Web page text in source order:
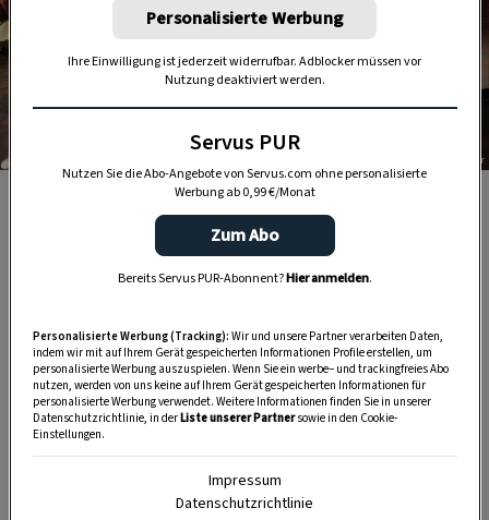
Foto: Eisenhut & Mayer
Besonders wichtig zur Martinigans: die richtige Portion
Saft zum Knödel.
Bei diesemGansl-Rezeptfüllen wir die Gans mit
Äpfeln, Zwiebeln, Walnüssen und Preiselbeeren –
und das Rotkraut würzen wir mit
Lebkuchengewürz. Ein Festessen, das kaum zu
Personalisierte Werbung
Ihre Einwilligung ist jederzeit widerrufbar. Adblocker müssen vor
Nutzung deaktiviert werden.
Servus PUR
Nutzen Sie die Abo-Angebote von Servus.com ohne personalisierte
Werbung ab 0,99 €/Monat
Zum Abo
Bereits Servus PUR-Abonnent?Hier anmelden.
Personalisierte Werbung (Tracking): Wir und unsere Partner verarbeiten Daten,
indem wir mit auf Ihrem Gerät gespeicherten Informationen Profile erstellen, um
personalisierte Werbung auszuspielen. Wenn Sie ein werbe– und trackingfreies Abo
nutzen, werden von uns keine auf Ihrem Gerät gespeicherten Informationen für
personalisierte Werbung verwendet. Weitere Informationen finden Sie in unserer
Datenschutzrichtlinie, in derListe unserer Partnersowie in den Cookie-
Einstellungen.
Impressum
Datenschutzrichtlinie